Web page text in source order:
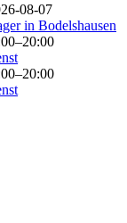
08-07
in Bodelshausen